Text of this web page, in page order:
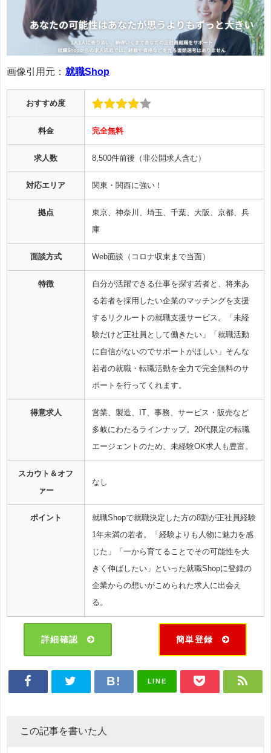
画像引用元： 就職Shop
おすすめ度
料金 完全無料
求人数 8,500件前後（非公開求人含む）
対応エリア 関東・関西に強い！
拠点 東京、神奈川、埼玉、千葉、大阪、京都、兵
庫
面談方式 Web面談（コロナ収束まで当面）
特徴 自分が活躍できる仕事を探す若者と、将来あ
る若者を採用したい企業のマッチングを支援
するリクルートの就職支援サービス。「未経
験だけど正社員として働きたい」「就職活動
に自信がないのでサポートがほしい」そんな
若者の就職・転職活動を全力で完全無料のサ
ポートを行ってくれます。
得意求人 営業、製造、IT、事務、サービス・販売など
多岐にわたるラインナップ。20代限定の転職
エージェントのため、未経験OK求人も豊富。
スカウト＆オフ
ァー
なし
ポイント 就職Shopで就職決定した方の8割が正社員経験
1年未満の若者。「経験よりも人物に魅力を感
じた」「一から育てることでその可能性を大
きく伸ばしたい」といった就職Shopに登録の
企業からの想いがこめられた求人に出会え
る。
詳細確認 簡単登録
LINE
この記事を書いた人